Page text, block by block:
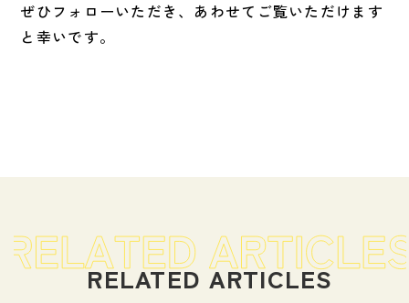
ぜひフォローいただき、あわせてご覧いただけます
と幸いです。